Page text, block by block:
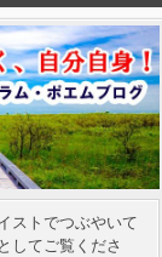
ストでつぶやいて
してご覧くださ